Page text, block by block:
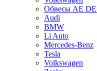
Обвесы AE
Audi
BMW
Li Auto
Mercedes-Benz
Tesla
Volkswagen